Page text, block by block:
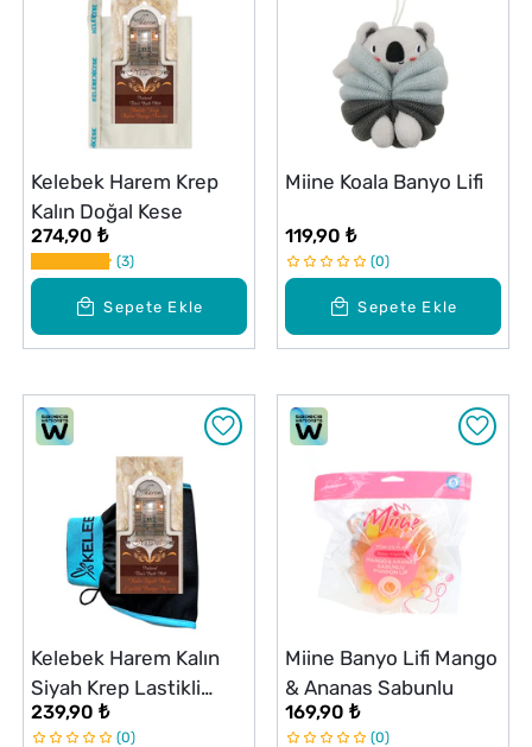
Sepete Ekle
Kelebek Harem Krep
Kalın Doğal Kese
274,90 ₺
3
Sepete Ekle
Miine Koala Banyo Lifi
119,90 ₺
0
Kelebek Harem Kalın
Siyah Krep Lastikli
Kese
239,90 ₺
0
Miine Banyo Lifi Mango
& Ananas Sabunlu
169,90 ₺
0